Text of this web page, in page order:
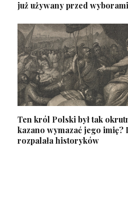
już używany przed
Ten król Polski był tak
kazano wymazać jego imię?
rozpalała historyków